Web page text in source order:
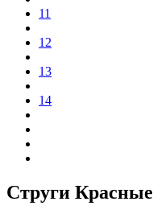
11
12
13
14
Струги Красные